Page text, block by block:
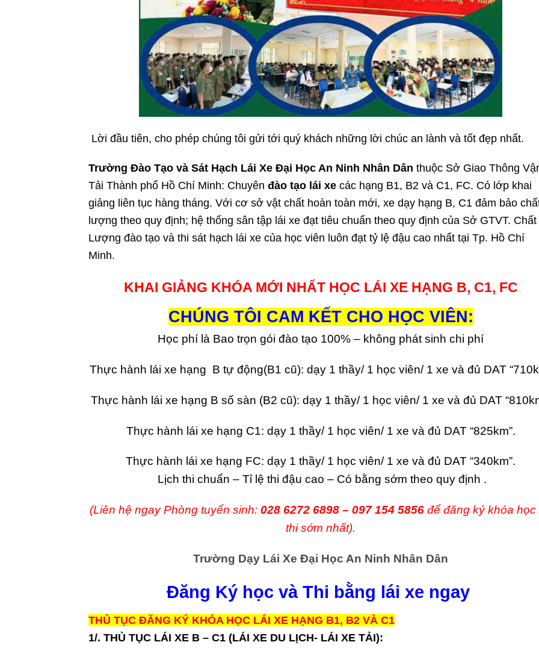
Lời đầu tiên, cho phép chúng tôi gửi tới quý khách những lời chúc an lành và tốt đẹp nhất.
Trường Đào Tạo và Sát Hạch Lái Xe Đại Học An Ninh Nhân Dân thuộc Sở Giao Thông
Tải Thành phố Hồ Chí Minh: Chuyên đào tạo lái xe các hạng B1, B2 và C1, FC. Có lớp khai
giảng liên tục hàng tháng. Với cơ sở vật chất hoàn toàn mới, xe dạy hạng B, C1 đảm bảo
lượng theo quy định; hệ thống sân tập lái xe đạt tiêu chuẩn theo quy định của Sở GTVT. Chất
Lượng đào tạo và thi sát hạch lái xe của học viên luôn đạt tỷ lệ đậu cao nhất tại Tp. Hồ Chí
Minh.
KHAI GIẢNG KHÓA MỚI NHẤT HỌC LÁI XEHẠNG B, C1, FC
CHÚNG TÔI CAM KẾT CHO HỌC VIÊN:
Học phí là Bao trọn gói đào tạo 100% – không phát sinh chi phí
Thực hành lái xe hạng B tự động(B1 cũ): dạy 1 thầy/ 1 học viên/ 1 xe và đủ DAT
Thực hành lái xe hạng B số sàn (B2 cũ): dạy 1 thầy/ 1 học viên/ 1 xe và đủ DAT
Thực hành lái xe hạng C1: dạy 1 thầy/ 1 học viên/ 1 xe và đủ DAT “825km”.
Thực hành lái xe hạng FC: dạy 1 thầy/ 1 học viên/ 1 xe và đủ DAT “340km”.
Lịch thi chuẩn – Tỉ lệ thi đậu cao – Có bằng sớm theo quy định .
(Liên hệ ngay Phòng tuyển sinh:028 6272 6898 – 097 154 5856để đăng ký khóa học
thi sớm nhất).
Trường Dạy Lái Xe Đại Học An Ninh Nhân Dân
Đăng Ký học và Thi bằng lái xe ngay
THỦ TỤC ĐĂNG KÝ KHÓA HỌC LÁI XE HẠNG B1, B2 VÀ C1
1/. THỦ TỤC LÁI XE B – C1 (LÁI XE DU LỊCH- LÁI XE TẢI):